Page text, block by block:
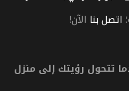
اتصل بنا الآن!
تتحول رؤيتك إلى منزل